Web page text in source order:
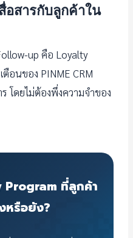
อสารกับลูกค้าใน
up คือ Loyalty
อนของ PINME CRM
โดยไม่ต้องพึ่งความจำของ
ที่ลูกค้า
หรือยัง?